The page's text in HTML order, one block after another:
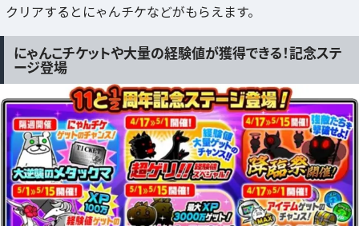
クリアするとにゃんチケなどがもらえます。
にゃんこチケットや大量の経験値が獲得できる！記念ステ
ージ登場